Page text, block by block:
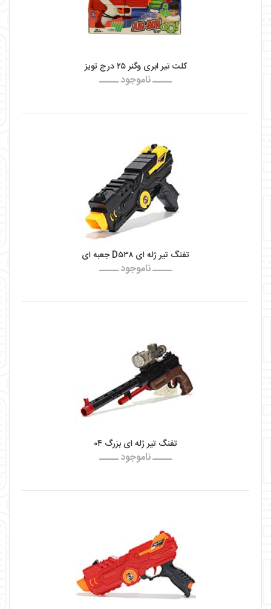
کلت تیر ابری وگنر ۲۵ درج تویز
ـــــ ناموجود ـــــ
تفنگ تیر ژله ای D۵۳۸ جعبه ای
ـــــ ناموجود ـــــ
تفنگ تیر ژله ای بزرگ ۰۴
ـــــ ناموجود ـــــ